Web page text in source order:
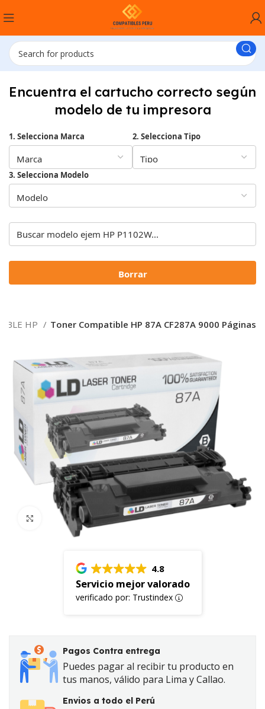
Encuentra el cartucho correcto según
modelo de tu impresora
1. Selecciona Marca 2. Selecciona Tipo
3. Selecciona Modelo
Borrar
HP Toner Compatible HP 87A CF287A 9000 Páginas
Click to enlarge
4.8
Servicio mejor valorado
verificado por: Trustindex
Pagos Contra entrega
Puedes pagar al recibir tu producto en
tus manos, válido para Lima y Callao.
Envios a todo el Perú